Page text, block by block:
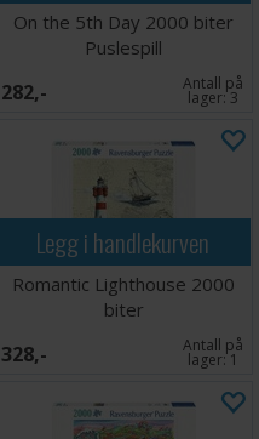
On the 5th Day 2000 biter
Puslespill
282,- Antall på
lager:3
Legg i handlekurven
Romantic Lighthouse 2000
biter
328,- Antall på
lager:1